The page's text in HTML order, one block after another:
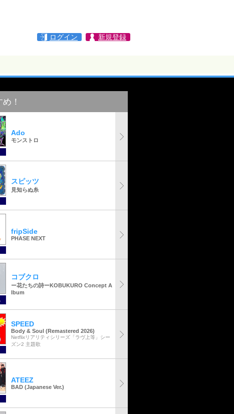
ログイン 新規登録
！
Ado
モンストロ
スピッツ
見知らぬ糸
fripSide
PHASE NEXT
コブクロ
ー花たちの詩ーKOBUKURO Concept A
lbum
SPEED
Body & Soul (Remastered 2026)
Netflixリアリティシリーズ「ラヴ上等」シー
ズン2 主題歌
ATEEZ
BAD (Japanese Ver.)